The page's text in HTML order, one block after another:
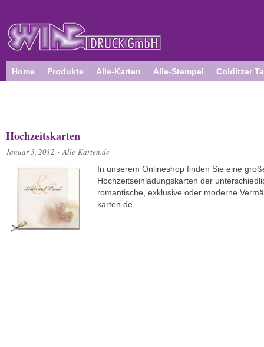
Home Produkte Alle-Karten Alle-Stempel Colditzer
Hochzeitskarten
Januar 3, 2012 · Alle-Karten.de
In unserem Onlineshop finden Sie eine
Hochzeitseinladungskarten der
romantische, exklusive oder moderne
karten.de